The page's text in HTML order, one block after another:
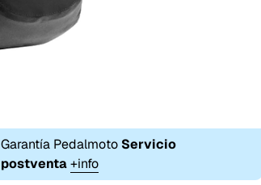
Garantía Pedalmoto Servicio
postventa +info